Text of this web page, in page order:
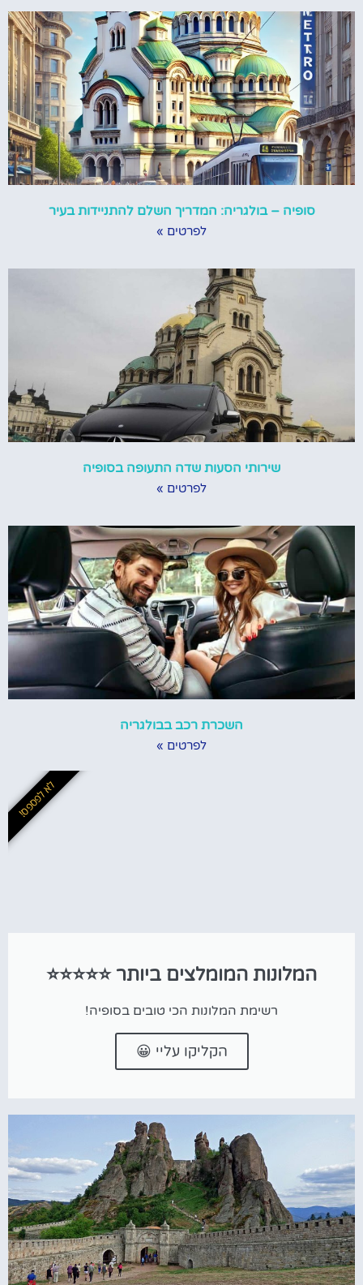
סופיה – בולגריה: המדריך השלם להתניידות בעיר
לפרטים »
שירותי הסעות שדה התעופה בסופיה
לפרטים »
השכרת רכב בבולגריה
לפרטים »
המלונות המומלצים ביותר ⭐⭐⭐⭐⭐
רשימת המלונות הכי טובים בסופיה!
הקליקו עליי 😀
לא לפספס!